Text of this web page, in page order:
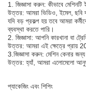
1. জিজ্ঞাসা করুন: কীভাবে
উত্তর: আমরা ভিডিও, ইমেল, ছবি
যদি বড় প্রকল্প হয় তবে আমরা
ব্যবস্থা করতে পারি।
2. জিজ্ঞাসা: আপনি কারখানা বা
উত্তর: আমরা এই ক্ষেত্রে প্রায়
3. জিজ্ঞাসা করুন: মেশিন কেনার
উত্তর: হ্যাঁ, আমরা এলোমেলো
প্যাকেজিং এবং শিপিং